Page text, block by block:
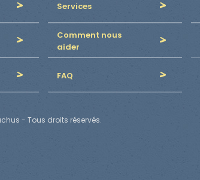
Services
Comment nous
aider
FAQ
- Tous droits réservés.